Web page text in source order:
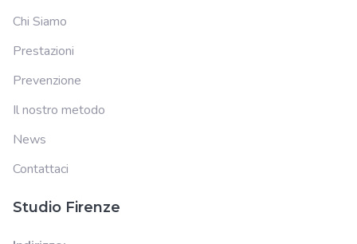
Chi Siamo
Prestazioni
Prevenzione
Il nostro metodo
News
Contattaci
Studio Firenze